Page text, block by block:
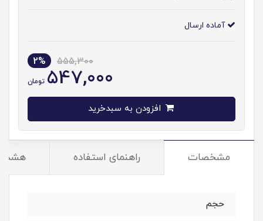
آماده ارسال
555,300
2%
547,000 تومان
مشخصات راهنمای استفاده
حجم